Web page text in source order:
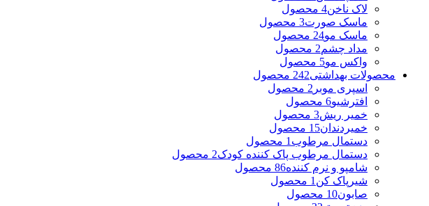
لاک ناخن4 محصول
ماسک صورت3 محصول
ماسک مو24 محصول
مداد چشم2 محصول
واکس مو5 محصول
محصولات بهداشتی242 محصول
اسپری موبر 2 محصول
افترشیو6 محصول
خمیر ریش3 محصول
خمیردندان15 محصول
دستمال مرطوب 1 محصول
دستمال مرطوب پاک کننده کودک2 محصول
شامپو و نرم کننده86 محصول
شیرپاک کن 1 محصول
صابون10 محصول